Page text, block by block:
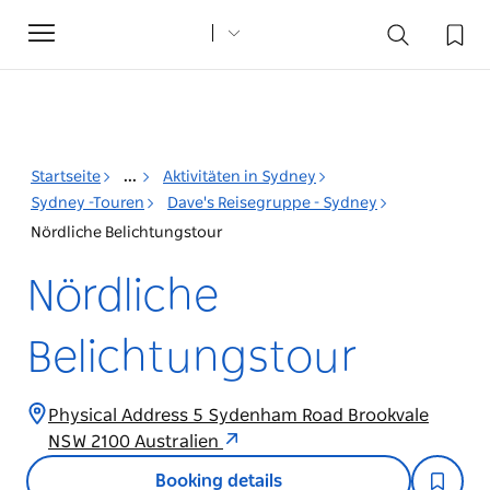
Toggle
navigation
Startseite ...
Aktivitäten in Sydney
Sydney -Touren
Dave's Reisegruppe - Sydney
Nördliche Belichtungstour
Nördliche
Belichtungstour
Physical Address 5 Sydenham Road Brookvale
NSW 2100 Australien
Booking details